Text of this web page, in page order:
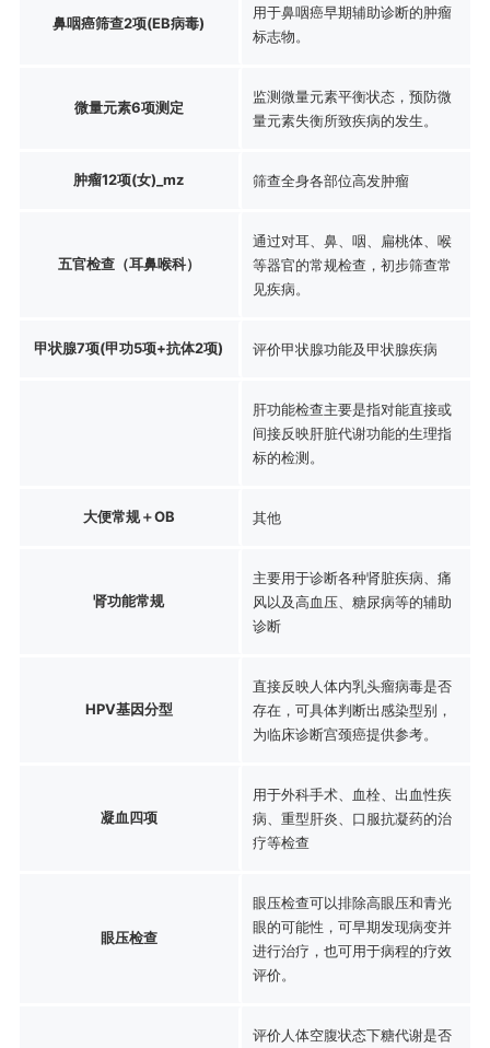
鼻咽癌筛查2项(EB病毒)
用于鼻咽癌早期辅助诊断的肿瘤
标志物。
微量元素6项测定
监测微量元素平衡状态，预防微
量元素失衡所致疾病的发生。
肿瘤12项(女)_mz 筛查全身各部位高发肿瘤
五官检查（耳鼻喉科）
通过对耳、鼻、咽、扁桃体、喉
等器官的常规检查，初步筛查常
见疾病。
甲状腺7项(甲功5项+抗体2项) 评价甲状腺功能及甲状腺疾病
肝功能检查主要是指对能直接或
间接反映肝脏代谢功能的生理指
标的检测。
大便常规＋OB 其他
肾功能常规
主要用于诊断各种肾脏疾病、痛
风以及高血压、糖尿病等的辅助
诊断
HPV基因分型
直接反映人体内乳头瘤病毒是否
存在，可具体判断出感染型别，
为临床诊断宫颈癌提供参考。
凝血四项
用于外科手术、血栓、出血性疾
病、重型肝炎、口服抗凝药的治
疗等检查
眼压检查
眼压检查可以排除高眼压和青光
眼的可能性，可早期发现病变并
进行治疗，也可用于病程的疗效
评价。
评价人体空腹状态下糖代谢是否